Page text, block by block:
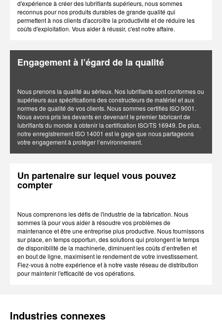
d'expérience à créer des lubrifiants supérieurs, nous sommes
reconnus pour nos produits durables de grande qualité qui
permettent à nos clients d'accroître la productivité et de réduire les
coûts d'exploitation. Vous aider à réussir, c'est notre affaire.
Engagement à l’égard de la qualité
Nous prenons la qualité au sérieux. Nos lubrifiants sont conformes ou
supérieurs aux spécifications des constructeurs de matériel et aux
normes de qualité de vos clients. Nous sommes certifiés ISO 9001.
Nous avons pris les devants en devenant le premier fabricant de
lubrifiants du monde à obtenir la certification ISO/TS 16949. De plus,
notre enregistrement ISO 14001 est le gage que nous partageons
votre engagement à protéger l’environnement.
Un partenaire sur lequel vous pouvez
compter
Nous comprenons les défis de l'industrie de la fabrication. Nous
sommes là pour vous aider à résoudre vos problèmes de
maintenance et être une entreprise plus productive. Nous fournissons
sur place, en temps opportun, des solutions qui prolongent le temps
de disponibilité de la machinerie, diminuent les coûts d’entretien et
en bout de ligne, maximisent le rendement de votre investissement.
Fiez-vous à notre expérience et à notre vaste réseau de distribution
pour maintenir l'efficacité de vos opérations.
Industries connexes